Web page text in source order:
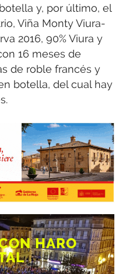
y, por último, el
Viña Monty Viura-
2016, 90% Viura y
16 meses de
de roble francés y
botella, del cual hay
HARO